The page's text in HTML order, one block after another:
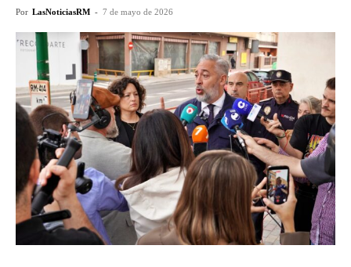
Por LasNoticiasRM - 7 de mayo de 2026